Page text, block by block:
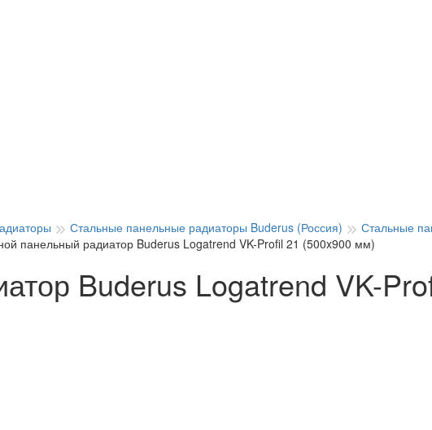
Стальные панельные радиаторы Buderus (Россия)
Стальные
панельный радиатор Buderus Logatrend VK-Profil 21 (500x900 мм)
Buderus Logatrend VK-